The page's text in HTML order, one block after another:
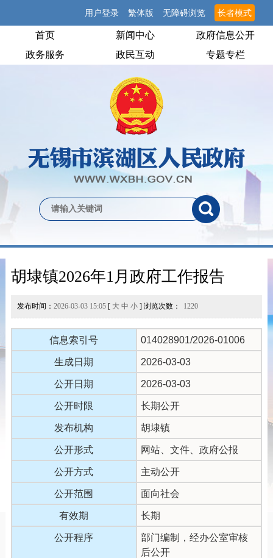
用户登录 繁体版 无障碍浏览 长者模式
首页 新闻中心
政府信息公开
政务服务
政民互动 专题专栏
胡埭镇2026年1月政府工作报告
发布时间： 2026-03-03 15:05[ 大 中 小] 浏览次数： 1220
信息索引号 014028901/2026-01006
生成日期 2026-03-03
公开日期 2026-03-03
公开时限 长期公开
发布机构 胡埭镇
公开形式 网站、文件、政府公报
公开方式 主动公开
公开范围 面向社会
有效期 长期
公开程序
部门编制，经办公室审核
后公开